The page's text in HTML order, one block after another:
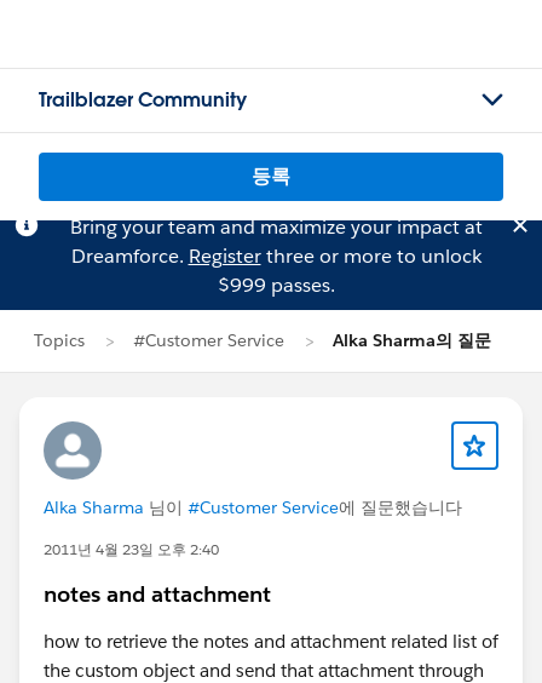
Trailblazer Community
등록
Bring your team and maximize your impact at
Dreamforce. Registerthree or more to unlock
$999 passes.
Topics #Customer Service Alka Sharma의 질문
Alka Sharma 님이 #Customer Service에 질문했습니다
2011년 4월 23일 오후 2:40
notes and attachment
how to retrieve the notes and attachment related list of
the custom object and send that attachment through